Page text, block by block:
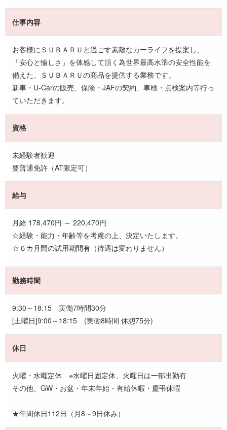
仕事内容
お客様にＳＵＢＡＲＵと過ごす素敵なカーライフを提案し、
「安心と愉しさ」を体感して頂く為世界最高水準の安全性能を
備えた、ＳＵＢＡＲＵの商品を提供する業務です。
新車・U-Carの販売、保険・JAFの契約、車検・点検案内等行っ
ていただきます。
資格
未経験者歓迎
要普通免許（AT限定可）
給与
月給 178,470円 ～ 220,470円
☆経験・能力・年齢等を考慮の上、決定いたします。
☆６カ月間の試用期間有（待遇は変わりません）
勤務時間
9:30～18:15 実働7時間30分
[土曜日]9:00～18:15 (実働8時間 休憩75分)
休日
火曜・水曜定休 ※水曜日固定休、火曜日は一部出勤有
その他、GW・お盆・年末年始・有給休暇・慶弔休暇
★年間休日112日（月8～9日休み）